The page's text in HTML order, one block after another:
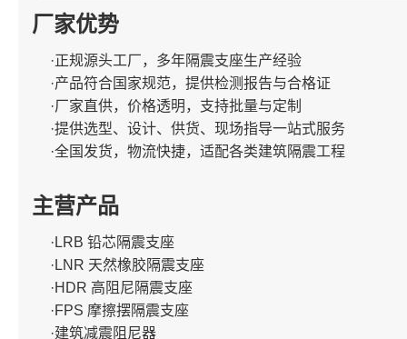
厂家优势
·正规源头工厂，多年隔震支座生产经验
·产品符合国家规范，提供检测报告与合格证
·厂家直供，价格透明，支持批量与定制
·提供选型、设计、供货、现场指导一站式服务
·全国发货，物流快捷，适配各类建筑隔震工程
主营产品
·LRB 铅芯隔震支座
·LNR 天然橡胶隔震支座
·HDR 高阻尼隔震支座
·FPS 摩擦摆隔震支座
·建筑减震阻尼器